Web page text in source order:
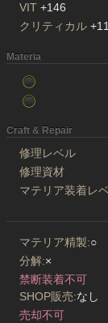
VIT +146
クリティカル
Materia
Craft & Repair
修理レベル
修理資材
マテリア装着レ
マテリア精製:○
分解:×
禁断装着不可
SHOP販売:なし
売却不可